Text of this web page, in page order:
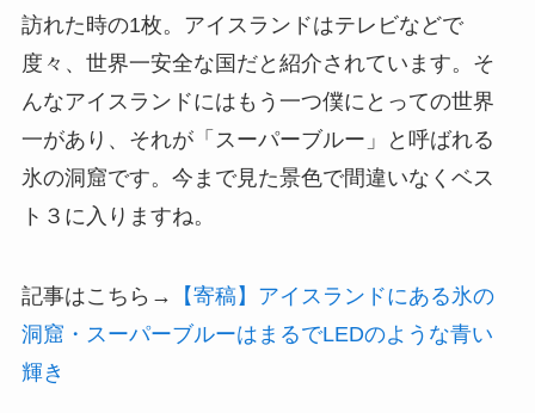
訪れた時の1枚。アイスランドはテレビなどで
度々、世界一安全な国だと紹介されています。そ
んなアイスランドにはもう一つ僕にとっての世界
一があり、それが「スーパーブルー」と呼ばれる
氷の洞窟です。今まで見た景色で間違いなくベス
ト３に入りますね。
記事はこちら→
【寄稿】アイスランドにある氷の
洞窟・スーパーブルーはまるでLEDのような青い
輝き